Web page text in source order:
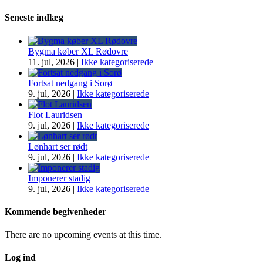
Seneste indlæg
Bygma køber XL Rødovre
11. jul, 2026 | Ikke kategoriserede
Fortsat nedgang i Sorø
9. jul, 2026 | Ikke kategoriserede
Flot Lauridsen
9. jul, 2026 | Ikke kategoriserede
Lønhart ser rødt
9. jul, 2026 | Ikke kategoriserede
Imponerer stadig
9. jul, 2026 | Ikke kategoriserede
Kommende begivenheder
There are no upcoming events at this time.
Log ind